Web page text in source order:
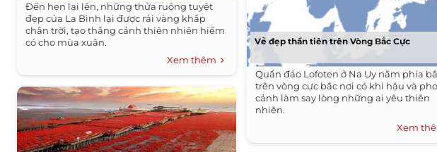
Đến hẹn lại lên, những thửa ruộng tuyệt
đẹp của La Bình lại được rải vàng khắp
chân trời, tạo thắng cảnh thiên nhiên hiếm
có cho mùa xuân.
Xem thêm
Vẻ đẹp thần tiên trên Vòng Bắc Cực
Quần đảo Lofoten ở Na Uy nằm phía
trên vòng cực bắc nơi có khi hậu và
cảnh làm say lòng những ai yêu thiên
nhiên.
Xem